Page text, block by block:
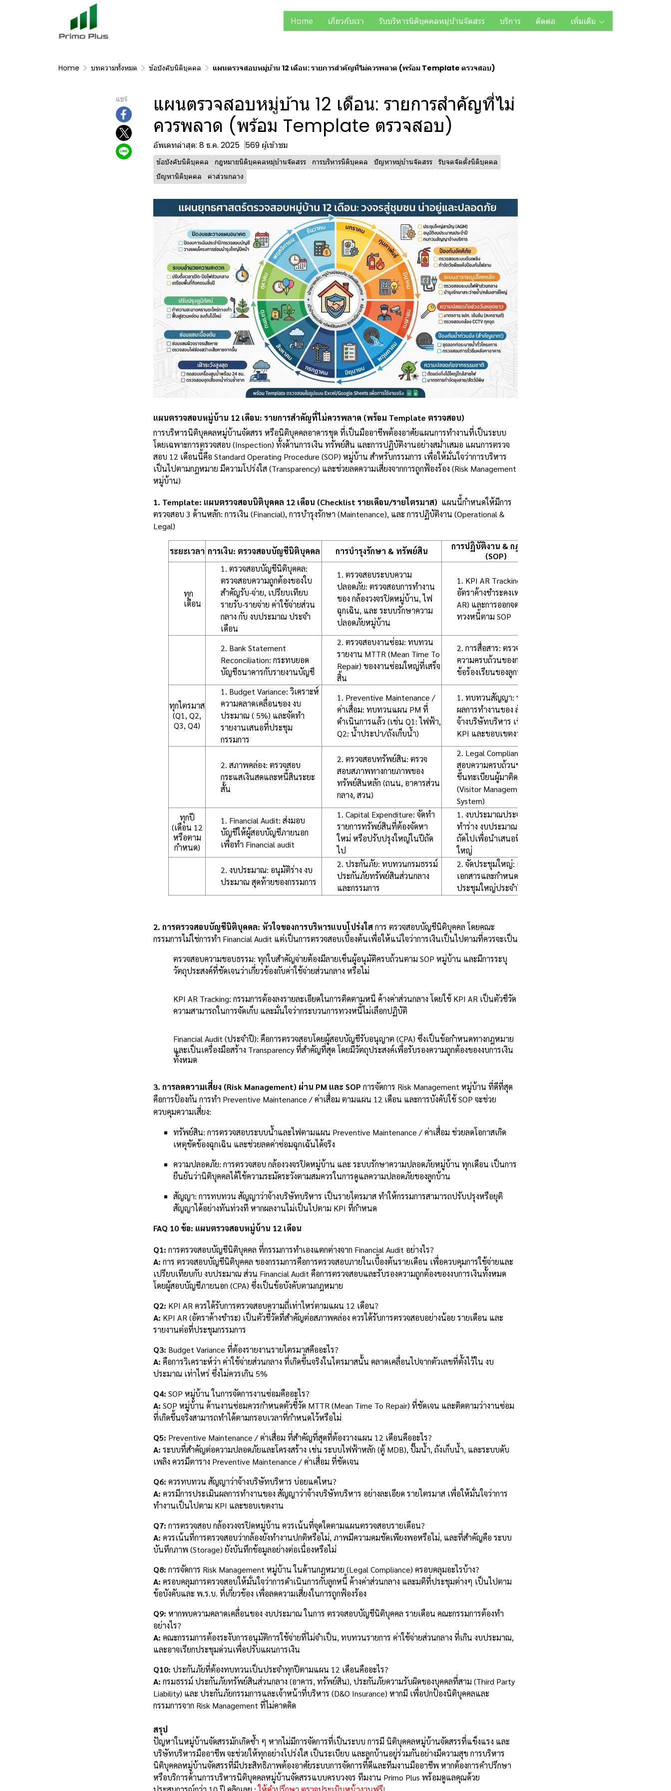
Home เกี่ยวกับเรา รับบริหารนิติบุคคลหมู่บ้านจัดสรร บริการ ติดต่อ เพิ่มเติม
Home บทความทั้งหมด ข้อบังคับนิติบุคคล แผนตรวจสอบหมู่บ้าน 12 เดือน: รายการสำคัญที่ไม่ควรพลาด (พร้อม Template ตรวจสอบ)
แชร์
แผนตรวจสอบหมู่บ้าน 12 เดือน: รายการสำคัญที่ไม่
ควรพลาด (พร้อม Template ตรวจสอบ)
อัพเดทล่าสุด: 8 ธ.ค. 2025 569 ผู้เข้าชม
ข้อบังคับนิติบุคคล กฎหมายนิติบุคคลหมู่บ้านจัดสรร การบริหารนิติบุคคล ปัญหาหมู่บ้านจัดสรร รับจดจัดตั้งนิติบุคคล
ปัญหานิติบุคคล
ค่าส่วนกลาง
แผนตรวจสอบหมู่บ้าน 12 เดือน: รายการสำคัญที่ไม่ควรพลาด (พร้อม Template ตรวจสอบ)
การบริหารนิติบุคคลหมู่บ้านจัดสรร หรือนิติบุคคลอาคารชุด ที่เป็นมืออาชีพต้องอาศัยแผนการทำงานที่เป็นระบบ
โดยเฉพาะการตรวจสอบ (Inspection) ทั้งด้านการเงิน ทรัพย์สิน และการปฏิบัติงานอย่างสม่ำเสมอ แผนการตรวจ
สอบ 12 เดือนนี้คือ Standard Operating Procedure (SOP) หมู่บ้าน สำหรับกรรมการ เพื่อให้มั่นใจว่าการบริหาร
เป็นไปตามกฎหมาย มีความโปร่งใส (Transparency) และช่วยลดความเสี่ยงจากการถูกฟ้องร้อง (Risk Management
หมู่บ้าน)
1. Template: แผนตรวจสอบนิติบุคคล 12 เดือน (Checklist รายเดือน/รายไตรมาส) แผนนี้กำหนดให้มีการ
ตรวจสอบ 3 ด้านหลัก: การเงิน (Financial), การบำรุงรักษา (Maintenance), และ การปฏิบัติงาน (Operational &
Legal)
ระยะเวลา การเงิน: ตรวจสอบบัญชีนิติบุคคล การบำรุงรักษา & ทรัพย์สิน
การปฏิบัติงาน & กฎหมาย
(SOP)
ทุก
เดือน
1. ตรวจสอบบัญชีนิติบุคคล:
ตรวจสอบความถูกต้องของใบ
สำคัญรับ-จ่าย, เปรียบเทียบ
รายรับ-รายจ่าย ค่าใช้จ่ายส่วน
กลาง กับ งบประมาณ ประจำ
เดือน
1. ตรวจสอบระบบความ
ปลอดภัย: ตรวจสอบการทำงาน
ของ กล้องวงจรปิดหมู่บ้าน, ไฟ
ฉุกเฉิน, และ ระบบรักษาความ
ปลอดภัยหมู่บ้าน
1. KPI AR Tracking: ติดตาม
อัตราค้างชำระคงเหลือ (KPI
AR) และการออกจดหมาย
ทวงหนี้ตาม SOP
2. Bank Statement
Reconciliation: กระทบยอด
บัญชีธนาคารกับรายงานบัญชี
2. ตรวจสอบงานซ่อม: ทบทวน
รายงาน MTTR (Mean Time To
Repair) ของงานซ่อมใหญ่ที่เสร็จ
สิ้น
2. การสื่อสาร: ตรวจสอบ
ความครบถ้วนของการตอบ
ข้อร้องเรียนของลูกบ้าน
ทุกไตรมาส
(Q1, Q2,
Q3, Q4)
1. Budget Variance: วิเคราะห์
ความคลาดเคลื่อนของ งบ
ประมาณ ( 5%) และจัดทำ
รายงานเสนอที่ประชุม
กรรมการ
1. Preventive Maintenance /
ค่าเสื่อม: ทบทวนแผน PM ที่
ดำเนินการแล้ว (เช่น Q1: ไฟฟ้า,
Q2: น้ำประปา/ถังเก็บน้ำ)
1. ทบทวนสัญญา: ประเมิน
ผลการทำงานของ สัญญาว่า
จ้างบริษัทบริหาร เทียบกับ
KPI และขอบเขตงาน
2. สภาพคล่อง: ตรวจสอบ
กระแสเงินสดและหนี้สินระยะ
สั้น
2. ตรวจสอบทรัพย์สิน: ตรวจ
สอบสภาพทางกายภาพของ
ทรัพย์สินหลัก (ถนน, อาคารส่วน
กลาง, สวน)
2. Legal Compliance: ตรวจ
สอบความครบถ้วนของการ
ขึ้นทะเบียนผู้มาติดต่อ
(Visitor Management
System)
ทุกปี
(เดือน 12
หรือตาม
กำหนด)
1. Financial Audit: ส่งมอบ
บัญชีให้ผู้สอบบัญชีภายนอก
เพื่อทำ Financial audit
1. Capital Expenditure: จัดทำ
รายการทรัพย์สินที่ต้องจัดหา
ใหม่ หรือปรับปรุงใหญ่ในปีถัด
ไป
1. งบประมาณประจำปี: จัด
ทำร่าง งบประมาณ สำหรับปี
ถัดไปเพื่อนำเสนอที่ประชุม
ใหญ่
2. งบประมาณ: อนุมัติร่าง งบ
ประมาณ สุดท้ายของกรรมการ
2. ประกันภัย: ทบทวนกรมธรรม์
ประกันภัยทรัพย์สินส่วนกลาง
และกรรมการ
2. จัดประชุมใหญ่: เตรียม
เอกสารและกำหนดวาระการ
ประชุมใหญ่ประจำปี (AGM)
2. การตรวจสอบบัญชีนิติบุคคล: หัวใจของการบริหารแบบโปร่งใส การ ตรวจสอบบัญชีนิติบุคคล โดยคณะ
กรรมการไม่ใช่การทำ Financial Audit แต่เป็นการตรวจสอบเบื้องต้นเพื่อให้แน่ใจว่าการเงินเป็นไปตามที่ควรจะเป็น
ตรวจสอบความชอบธรรม: ทุกใบสำคัญจ่ายต้องมีลายเซ็นผู้อนุมัติครบถ้วนตาม SOP หมู่บ้าน และมีการระบุ
วัตถุประสงค์ที่ชัดเจนว่าเกี่ยวข้องกับค่าใช้จ่ายส่วนกลาง หรือไม่
KPI AR Tracking: กรรมการต้องลงรายละเอียดในการติดตามหนี้ ค้างค่าส่วนกลาง โดยใช้ KPI AR เป็นตัวชี้วัด
ความสามารถในการจัดเก็บ และมั่นใจว่ากระบวนการทวงหนี้ไม่เลือกปฏิบัติ
Financial Audit (ประจำปี): คือการตรวจสอบโดยผู้สอบบัญชีรับอนุญาต (CPA) ซึ่งเป็นข้อกำหนดทางกฎหมาย
และเป็นเครื่องมือสร้าง Transparency ที่สำคัญที่สุด โดยมีวัตถุประสงค์เพื่อรับรองความถูกต้องของงบการเงิน
ทั้งหมด
3. การลดความเสี่ยง (Risk Management) ผ่าน PM และ SOP การจัดการ Risk Management หมู่บ้าน ที่ดีที่สุด
คือการป้องกัน การทำ Preventive Maintenance / ค่าเสื่อม ตามแผน 12 เดือน และการบังคับใช้ SOP จะช่วย
ควบคุมความเสี่ยง:
ทรัพย์สิน: การตรวจสอบระบบน้ำและไฟตามแผน Preventive Maintenance / ค่าเสื่อม ช่วยลดโอกาสเกิด
เหตุขัดข้องฉุกเฉิน และช่วยลดค่าซ่อมฉุกเฉันได้จริง
ความปลอดภัย: การตรวจสอบ กล้องวงจรปิดหมู่บ้าน และ ระบบรักษาความปลอดภัยหมู่บ้าน ทุกเดือน เป็นการ
ยืนยันว่านิติบุคคลได้ใช้ความระมัดระวังตามสมควรในการดูแลความปลอดภัยของลูกบ้าน
สัญญา: การทบทวน สัญญาว่าจ้างบริษัทบริหาร เป็นรายไตรมาส ทำให้กรรมการสามารถปรับปรุงหรือยุติ
สัญญาได้อย่างทันท่วงที หากผลงานไม่เป็นไปตาม KPI ที่กำหนด
FAQ 10 ข้อ: แผนตรวจสอบหมู่บ้าน 12 เดือน
Q1: การตรวจสอบบัญชีนิติบุคคล ที่กรรมการทำเองแตกต่างจาก Financial Audit อย่างไร?
A: การ ตรวจสอบบัญชีนิติบุคคล ของกรรมการคือการตรวจสอบภายในเบื้องต้นรายเดือน เพื่อควบคุมการใช้จ่ายและ
เปรียบเทียบกับ งบประมาณ ส่วน Financial Audit คือการตรวจสอบและรับรองความถูกต้องของงบการเงินทั้งหมด
โดยผู้สอบบัญชีภายนอก (CPA) ซึ่งเป็นข้อบังคับตามกฎหมาย
Q2: KPI AR ควรได้รับการตรวจสอบความถี่เท่าไหร่ตามแผน 12 เดือน?
A: KPI AR (อัตราค้างชำระ) เป็นตัวชี้วัดที่สำคัญต่อสภาพคล่อง ควรได้รับการตรวจสอบอย่างน้อย รายเดือน และ
รายงานต่อที่ประชุมกรรมการ
Q3: Budget Variance ที่ต้องรายงานรายไตรมาสคืออะไร?
A: คือการวิเคราะห์ว่า ค่าใช้จ่ายส่วนกลาง ที่เกิดขึ้นจริงในไตรมาสนั้น คลาดเคลื่อนไปจากตัวเลขที่ตั้งไว้ใน งบ
ประมาณ เท่าไหร่ ซึ่งไม่ควรเกิน 5%
Q4: SOP หมู่บ้าน ในการจัดการงานซ่อมคืออะไร?
A: SOP หมู่บ้าน ด้านงานซ่อมควรกำหนดตัวชี้วัด MTTR (Mean Time To Repair) ที่ชัดเจน และติดตามว่างานซ่อม
ที่เกิดขึ้นจริงสามารถทำได้ตามกรอบเวลาที่กำหนดไว้หรือไม่
Q5: Preventive Maintenance / ค่าเสื่อม ที่สำคัญที่สุดที่ต้องวางแผน 12 เดือนคืออะไร?
A: ระบบที่สำคัญต่อความปลอดภัยและโครงสร้าง เช่น ระบบไฟฟ้าหลัก (ตู้ MDB), ปั๊มน้ำ, ถังเก็บน้ำ, และระบบดับ
เพลิง ควรมีตาราง Preventive Maintenance / ค่าเสื่อม ที่ชัดเจน
Q6: ควรทบทวน สัญญาว่าจ้างบริษัทบริหาร บ่อยแค่ไหน?
A: ควรมีการประเมินผลการทำงานของ สัญญาว่าจ้างบริษัทบริหาร อย่างละเอียด รายไตรมาส เพื่อให้มั่นใจว่าการ
ทำงานเป็นไปตาม KPI และขอบเขตงาน
Q7: การตรวจสอบ กล้องวงจรปิดหมู่บ้าน ควรเน้นที่จุดใดตามแผนตรวจสอบรายเดือน?
A: ควรเน้นที่การตรวจสอบว่ากล้องยังทำงานปกติหรือไม่, ภาพมีความคมชัดเพียงพอหรือไม่, และที่สำคัญคือ ระบบ
บันทึกภาพ (Storage) ยังบันทึกข้อมูลอย่างต่อเนื่องหรือไม่
Q8: การจัดการ Risk Management หมู่บ้าน ในด้านกฎหมาย (Legal Compliance) ครอบคลุมอะไรบ้าง?
A: ครอบคลุมการตรวจสอบให้มั่นใจว่าการดำเนินการกับลูกหนี้ ค้างค่าส่วนกลาง และมติที่ประชุมต่างๆ เป็นไปตาม
ข้อบังคับและ พ.ร.บ. ที่เกี่ยวข้อง เพื่อลดความเสี่ยงในการถูกฟ้องร้อง
Q9: หากพบความคลาดเคลื่อนของ งบประมาณ ในการ ตรวจสอบบัญชีนิติบุคคล รายเดือน คณะกรรมการต้องทำ
อย่างไร?
A: คณะกรรมการต้องระงับการอนุมัติการใช้จ่ายที่ไม่จำเป็น, ทบทวนรายการ ค่าใช้จ่ายส่วนกลาง ที่เกิน งบประมาณ,
และอาจเรียกประชุมด่วนเพื่อปรับแผนการเงิน
Q10: ประกันภัยที่ต้องทบทวนเป็นประจำทุกปีตามแผน 12 เดือนคืออะไร?
A: กรมธรรม์ ประกันภัยทรัพย์สินส่วนกลาง (อาคาร, ทรัพย์สิน), ประกันภัยความรับผิดของบุคคลที่สาม (Third Party
Liability) และ ประกันภัยกรรมการและเจ้าหน้าที่บริหาร (D&O Insurance) หากมี เพื่อปกป้องนิติบุคคลและ
กรรมการจาก Risk Management ที่ไม่คาดคิด
สรุป
ปัญหาในหมู่บ้านจัดสรรมักเกิดซ้ำ ๆ หากไม่มีการจัดการที่เป็นระบบ การมี นิติบุคคลหมู่บ้านจัดสรรที่แข็งแรง และ
บริษัทบริหารมืออาชีพ จะช่วยให้ทุกอย่างโปร่งใส เป็นระเบียบ และลูกบ้านอยู่ร่วมกันอย่างมีความสุข การบริหาร
นิติบุคคลหมู่บ้านจัดสรรที่มีประสิทธิภาพต้องอาศัยระบบการจัดการที่ดีและทีมงานมืออาชีพ หากต้องการคำปรึกษา
หรือบริการด้านการบริหารนิติบุคคลหมู่บ้านจัดสรรแบบครบวงจร ทีมงาน Primo Plus พร้อมดูแลคุณด้วย